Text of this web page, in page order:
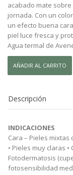
acabado mate
jornada. Con un
un efecto buena
piel luce fresca y
Agua termal de
AVENE
SOLAR
FLUIDO
COLOR
50+.
50
ML
cantidad
AÑADIR AL CARRITO
Descripción
INDICACIONES
Cara – Pieles
• Pieles muy claras
Fotodermatosis
fotosensibilidad